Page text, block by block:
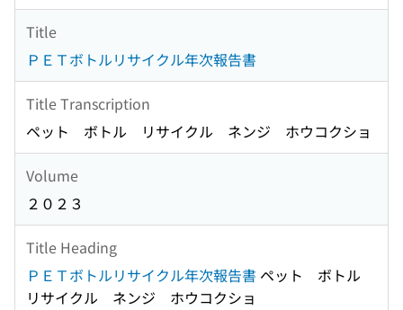
Title
ＰＥＴボトルリサイクル年次報告書
Title Transcription
ペット ボトル リサイクル ネンジ ホウコクショ
Volume
２０２３
Title Heading
ＰＥＴボトルリサイクル年次報告書 ペット ボトル
リサイクル ネンジ ホウコクショ